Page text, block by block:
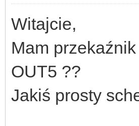
Witajcie,
Mam
OUT5 ??
Jakiś prosty